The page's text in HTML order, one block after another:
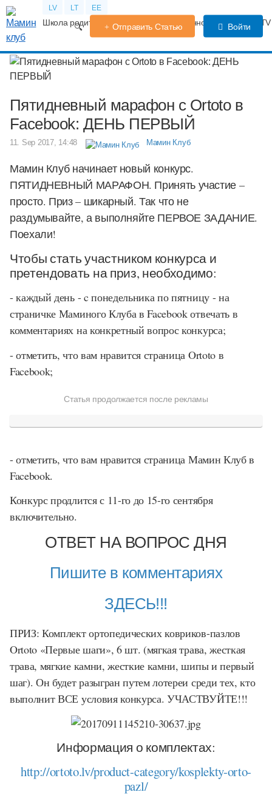
LV LT EE
Школа родителей Календарь беременности Форум
Отправить Статью Войти
Пятидневный марафон с Ortoto в
Facebook: ДЕНЬ ПЕРВЫЙ
11. Sep 2017, 14:48 Мамин Клуб
Мамин Клуб начинает новый конкурс.
ПЯТИДНЕВНЫЙ МАРАФОН. Принять участие –
просто. Приз – шикарный. Так что не
раздумывайте, а выполняйте ПЕРВОЕ ЗАДАНИЕ.
Поехали!
Чтобы стать участником конкурса и
претендовать на приз, необходимо:
- каждый день - c понедельника по пятницу - на
страничке Маминого Клуба в Facebook отвечать в
комментариях на конкретный вопрос конкурса;
- отметить, что вам нравится страница Ortoto в
Facebook;
Статья продолжается после рекламы
- отметить, что вам нравится страница Мамин Клуб в
Facebook.
Конкурс продлится с 11-го до 15-го сентября
включительно.
ОТВЕТ НА ВОПРОС ДНЯ
Пишите в комментариях
ЗДЕСЬ!!!
ПРИЗ: Комплект ортопедических ковриков-пазлов
Ortoto «Первые шаги», 6 шт. (мягкая трава, жесткая
трава, мягкие камни, жесткие камни, шипы и первый
шаг). Он будет разыгран путем лотереи среди тех, кто
выполнит ВСЕ условия конкурса. УЧАСТВУЙТЕ!!!
Информация о комплектах:
http://ortoto.lv/product-category/kosplekty-orto-
pazl/